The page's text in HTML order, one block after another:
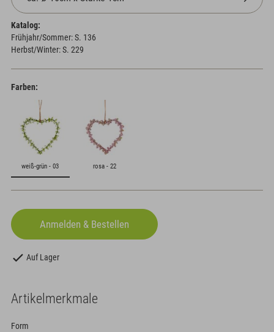
Katalog:
Frühjahr/Sommer: S. 136
Herbst/Winter: S. 229
Farben:
weiß-grün - 03 rosa - 22
Auf Lager
Artikelmerkmale
Form